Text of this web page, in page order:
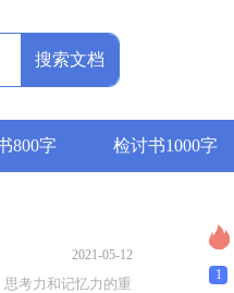
搜索文档
800字 检讨书1000字
2021-05-12
考力和记忆力的重
1